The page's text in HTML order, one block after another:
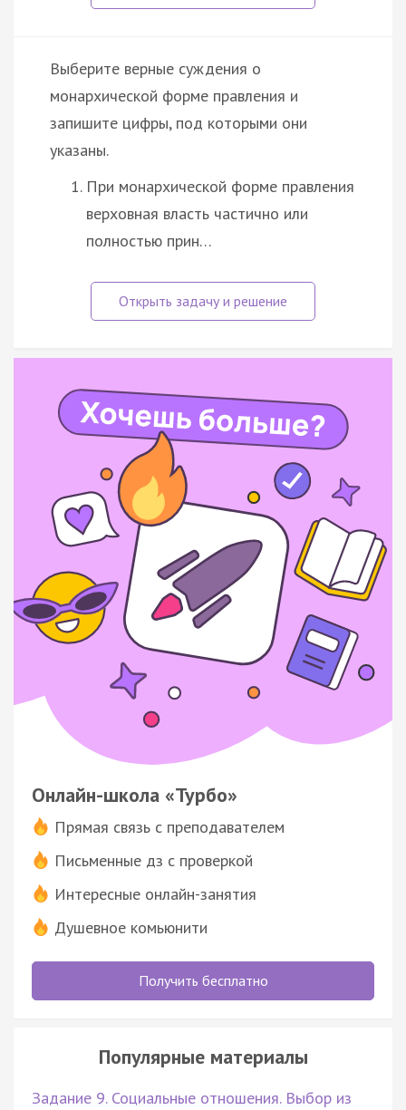
Выберите верные суждения о
монархической форме правления и
запишите цифры, под которыми они
указаны.
При монархической форме правления
верховная власть частично или
полностью прин…
Онлайн-школа «Турбо»
Прямая связь с преподавателем
Письменные дз с проверкой
Интересные онлайн-занятия
Душевное комьюнити
Получить бесплатно
Популярные материалы
Задание 9. Социальные отношения. Выбор из